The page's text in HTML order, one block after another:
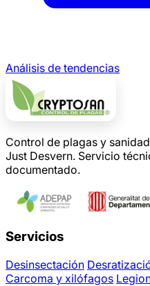
Análisis de tendencias
Control de plagas y
Just Desvern. Servicio
documentado.
Servicios
Desinsectación
Carcoma y xilófagos